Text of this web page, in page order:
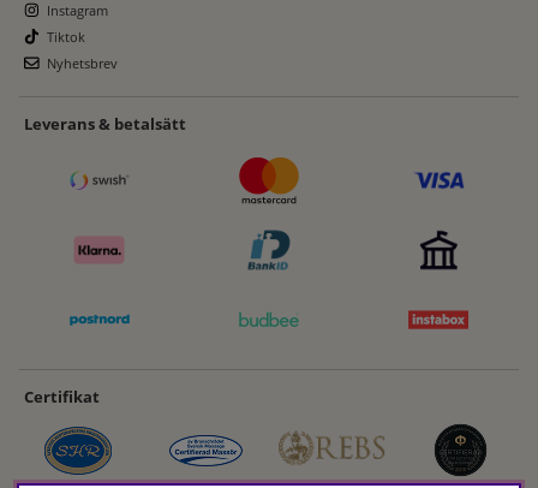
Instagram
Tiktok
Nyhetsbrev
Leverans & betalsätt
Certifikat